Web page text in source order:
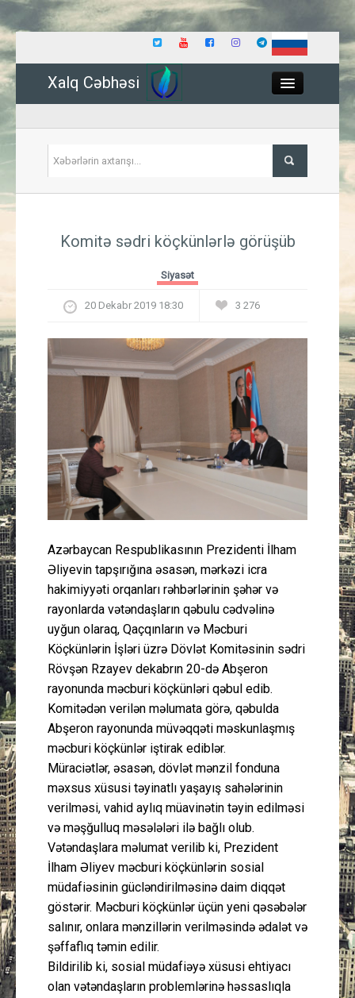
Xalq Cəbhəsi
İqtisadiyyat
Güney Azərbaycan
Mədəniyyət
Müsahibə
Gündəm
Cəmiyyət
Komitə sədri köçkünlərlə görüşüb
Siyasət
20 Dekabr 2019 18:30 3 276
Azərbaycan Respublikasının Prezidenti İlham
Əliyevin tapşırığına əsasən, mərkəzi icra
hakimiyyəti orqanları rəhbərlərinin şəhər və
rayonlarda vətəndaşların qəbulu cədvəlinə
uyğun olaraq, Qaçqınların və Məcburi
Köçkünlərin İşləri üzrə Dövlət Komitəsinin sədri
Rövşən Rzayev dekabrın 20-də Abşeron
rayonunda məcburi köçkünləri qəbul edib.
Komitədən verilən məlumata görə, qəbulda
Abşeron rayonunda müvəqqəti məskunlaşmış
məcburi köçkünlər iştirak ediblər.
Müraciətlər, əsasən, dövlət mənzil fonduna
məxsus xüsusi təyinatlı yaşayış sahələrinin
verilməsi, vahid aylıq müavinətin təyin edilməsi
və məşğulluq məsələləri ilə bağlı olub.
Vətəndaşlara məlumat verilib ki, Prezident
İlham Əliyev məcburi köçkünlərin sosial
müdafiəsinin gücləndirilməsinə daim diqqət
göstərir. Məcburi köçkünlər üçün yeni qəsəbələr
salınır, onlara mənzillərin verilməsində ədalət və
şəffaflıq təmin edilir.
Bildirilib ki, sosial müdafiəyə xüsusi ehtiyacı
olan vətəndaşların problemlərinə həssaslıqla